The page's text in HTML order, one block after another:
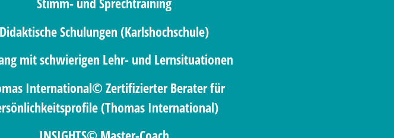
Didaktische Schulungen (Karlshochschule)
mit schwierigen Lehr- und Lernsituationen
International© Zertifizierter Berater für
(Thomas International)